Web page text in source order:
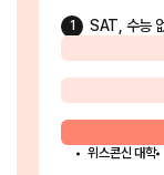
1 SAT, 수능
위스콘신 대학